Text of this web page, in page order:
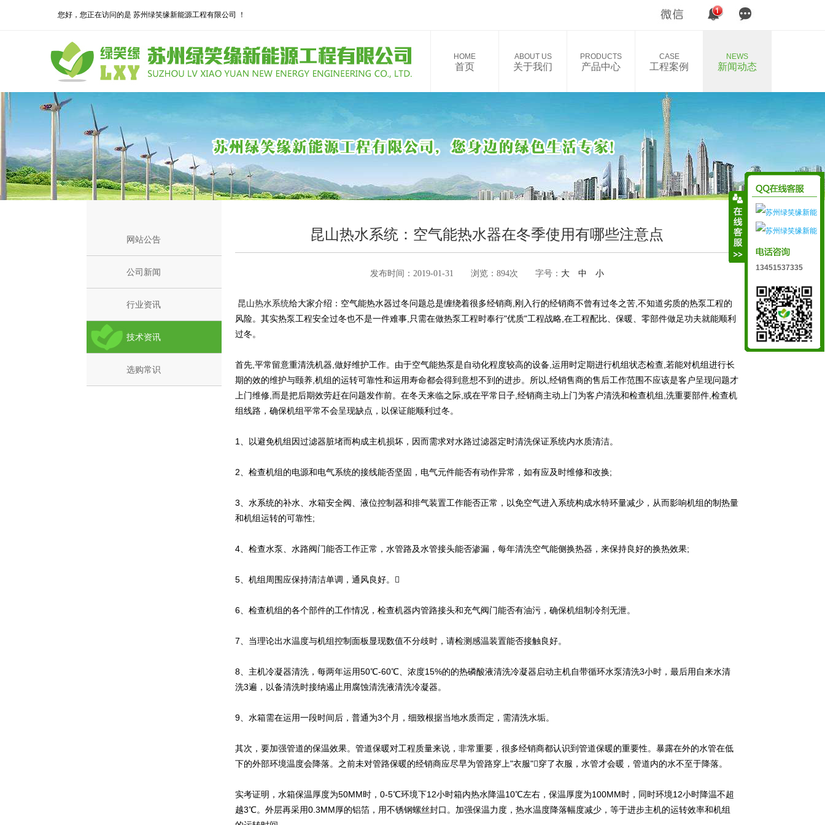
您好，您正在访问的是 苏州绿笑缘新能源工程有限公司 ！
HOME
首页
ABOUT US
关于我们
PRODUCTS
产品中心
CASE
工程案例
NEWS
新闻动态
网站公告
公司新闻
行业资讯
技术资讯
选购常识
昆山热水系统：空气能热水器在冬季使用有哪些注意点
发布时间：2019-01-31 浏览：894次 字号： 大 中 小
昆山热水系统给大家介绍：空气能热水器过冬问题总是缠绕着很多经销商,刚入行的经销商不曾有过冬之苦,不知道劣质的热泵工程的
风险。其实热泵工程安全过冬也不是一件难事,只需在做热泵工程时奉行"优质"工程战略,在工程配比、保暖、零部件做足功夫就能顺利
过冬。
首先,平常留意重清洗机器,做好维护工作。由于空气能热泵是自动化程度较高的设备,运用时定期进行机组状态检查,若能对机组进行长
期的效的维护与颐养,机组的运转可靠性和运用寿命都会得到意想不到的进步。所以,经销售商的售后工作范围不应该是客户呈现问题才
上门维修,而是把后期效劳赶在问题发作前。在冬天来临之际,或在平常日子,经销商主动上门为客户清洗和检查机组,洗重要部件,检查机
组线路，确保机组平常不会呈现缺点，以保证能顺利过冬。
1、以避免机组因过滤器脏堵而构成主机损坏，因而需求对水路过滤器定时清洗保证系统内水质清洁。
2、检查机组的电源和电气系统的接线能否坚固，电气元件能否有动作异常，如有应及时维修和改换;
3、水系统的补水、水箱安全阀、液位控制器和排气装置工作能否正常，以免空气进入系统构成水特环量减少，从而影响机组的制热量
和机组运转的可靠性;
4、检查水泵、水路阀门能否工作正常，水管路及水管接头能否渗漏，每年清洗空气能侧换热器，来保持良好的换热效果;
5、机组周围应保持清洁单调，通风良好。
6、检查机组的各个部件的工作情况，检查机器内管路接头和充气阀门能否有油污，确保机组制冷剂无泄。
7、当理论出水温度与机组控制面板显现数值不分歧时，请检测感温装置能否接触良好。
8、主机冷凝器清洗，每两年运用50℃-60℃、浓度15%的的热磷酸液清洗冷凝器启动主机自带循环水泵清洗3小时，最后用自来水清
洗3遍，以备清洗时接纳遏止用腐蚀清洗液清洗冷凝器。
9、水箱需在运用一段时间后，普通为3个月，细致根据当地水质而定，需清洗水垢。
其次，要加强管道的保温效果。管道保暖对工程质量来说，非常重要，很多经销商都认识到管道保暖的重要性。暴露在外的水管在低
下的外部环境温度会降落。之前未对管路保暖的经销商应尽早为管路穿上"衣服"穿了衣服，水管才会暖，管道内的水不至于降落。
实考证明，水箱保温厚度为50MM时，0-5℃环境下12小时箱内热水降温10℃左右，保温厚度为100MM时，同时环境12小时降温不超
越3℃。外层再采用0.3MM厚的铝箔，用不锈钢螺丝封口。加强保温力度，热水温度降落幅度减少，等于进步主机的运转效率和机组
13451537335